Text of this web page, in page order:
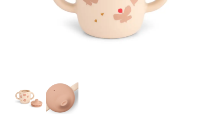
Lahjavinkkejä
Suosikit
Aurinko ja uinti